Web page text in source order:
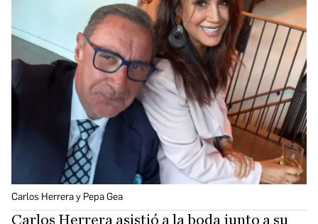
Carlos Herrera y Pepa Gea
Carlos Herrera asistió a la boda junto a su